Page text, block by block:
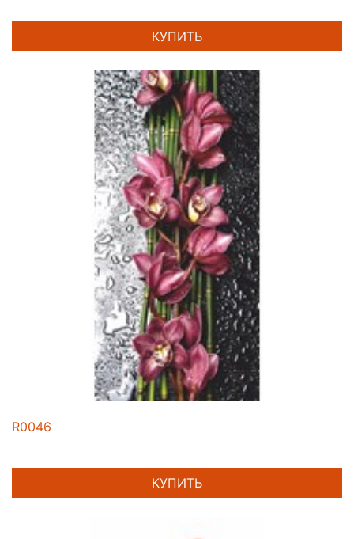
КУПИТЬ
R0046
КУПИТЬ